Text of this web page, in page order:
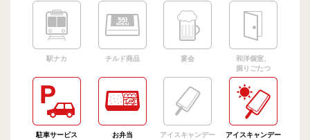
駅ナカ チルド商品 宴会
和洋個室、
掘りごたつ
駐車サービス お弁当
アイスキャンデー
アイスキャンデー